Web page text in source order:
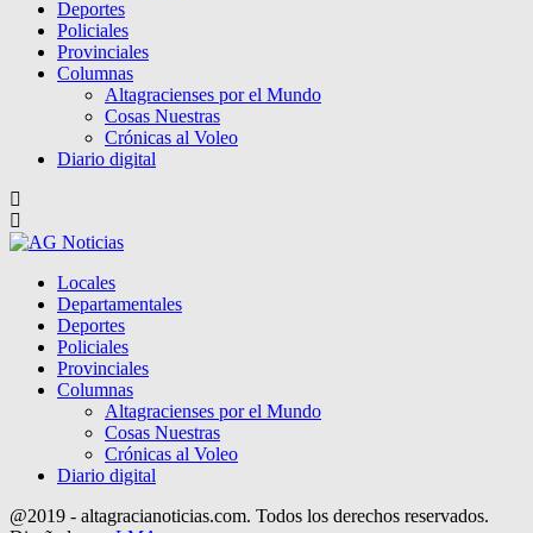
Deportes
Policiales
Provinciales
Columnas
Altagracienses por el Mundo
Cosas Nuestras
Crónicas al Voleo
Diario digital
Locales
Departamentales
Deportes
Policiales
Provinciales
Columnas
Altagracienses por el Mundo
Cosas Nuestras
Crónicas al Voleo
Diario digital
@2019 - altagracianoticias.com. Todos los derechos reservados.